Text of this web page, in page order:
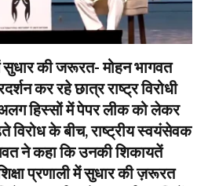
सुधार की जरूरत- मोहन भागवत
कर रहे छात्र राष्ट्र विरोधी
हिस्सों में पेपर लीक को लेकर
विरोध के बीच, राष्ट्रीय स्वयंसेवक
ने कहा कि उनकी शिकायतें
प्रणाली में सुधार की ज़रूरत